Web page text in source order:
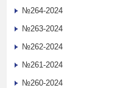
№264-2024
№263-2024
№262-2024
№261-2024
№260-2024